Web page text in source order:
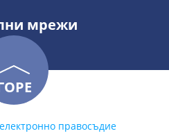
мрежи
правосъдие